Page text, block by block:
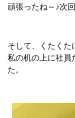
頑張ったね～♪次
そして、くたくた
私の机の上に社員
た。